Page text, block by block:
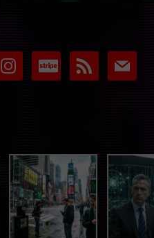
instagramcc-
stripe
rss mail